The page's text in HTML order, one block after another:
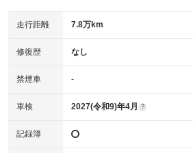
走行距離 7.8万km
修復歴 なし
禁煙車 -
車検 2027(令和9)年4月 ?
記録簿